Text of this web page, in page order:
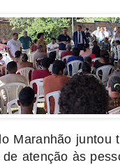
Maranhão juntou
atenção às